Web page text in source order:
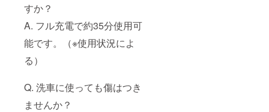
すか？
A. フル充電で約35分使用可
能です。（※使用状況によ
る）
Q. 洗車に使っても傷はつき
ませんか？